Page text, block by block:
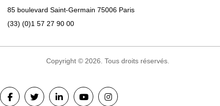
85 boulevard Saint-Germain 75006 Paris
(33) (0)1 57 27 90 00
Copyright © 2026. Tous droits réservés.